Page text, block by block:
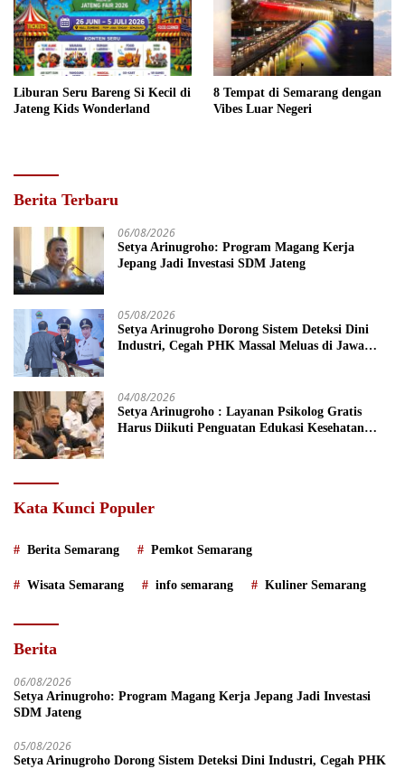
Liburan Seru Bareng Si Kecil di
Jateng Kids Wonderland
8 Tempat di Semarang dengan
Vibes Luar Negeri
Berita Terbaru
06/08/2026
Setya Arinugroho: Program Magang Kerja
Jepang Jadi Investasi SDM Jateng
05/08/2026
Setya Arinugroho Dorong Sistem Deteksi Dini
Industri, Cegah PHK Massal Meluas di Jawa
04/08/2026
Setya Arinugroho : Layanan Psikolog Gratis
Harus Diikuti Penguatan Edukasi Kesehatan
Kata Kunci Populer
Berita Semarang Pemkot Semarang
Wisata Semarang info semarang Kuliner Semarang
Berita
06/08/2026
Setya Arinugroho: Program Magang Kerja Jepang Jadi Investasi
SDM Jateng
05/08/2026
Setya Arinugroho Dorong Sistem Deteksi Dini Industri, Cegah PHK